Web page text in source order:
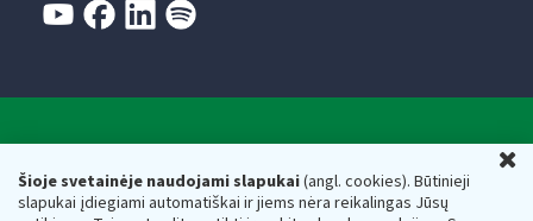
Šioje svetainėje naudojami slapukai(angl. cookies). Būtinieji
slapukai įdiegiami automatiškai ir jiems nėra reikalingas Jūsų
Respublikos finansų ministerijos